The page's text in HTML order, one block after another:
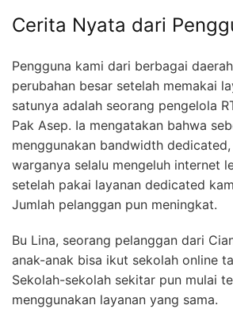
Cerita Nyata dari
Pengguna kami dari berbagai
perubahan besar setelah memakai
satunya adalah seorang pengelola
Pak Asep. Ia mengatakan bahwa
menggunakan bandwidth
warganya selalu mengeluh internet
setelah pakai layanan dedicated
Jumlah pelanggan pun meningkat.
Bu Lina, seorang pelanggan dari
anak-anak bisa ikut sekolah online
Sekolah-sekolah sekitar pun mulai
menggunakan layanan yang sama.